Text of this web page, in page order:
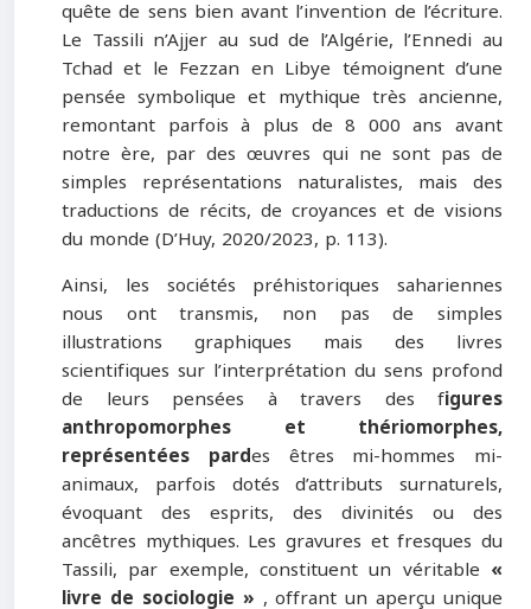
quête de sens bien avant l’invention de l’écriture.
Le Tassili n’Ajjer au sud de l’Algérie, l’Ennedi au
Tchad et le Fezzan en Libye témoignent d’une
pensée symbolique et mythique très ancienne,
remontant parfois à plus de 8 000 ans avant
notre ère, par des œuvres qui ne sont pas de
simples représentations naturalistes, mais des
traductions de récits, de croyances et de visions
du monde (D’Huy, 2020/2023, p. 113).
Ainsi, les sociétés préhistoriques sahariennes
nous ont transmis, non pas de simples
illustrations graphiques mais des livres
scientifiques sur l’interprétation du sens profond
de leurs pensées à travers des figures
anthropomorphes et thériomorphes,
représentées pardes êtres mi-hommes mi-
animaux, parfois dotés d’attributs surnaturels,
évoquant des esprits, des divinités ou des
ancêtres mythiques. Les gravures et fresques du
Tassili, par exemple, constituent un véritable «
livre de sociologie » , offrant un aperçu unique